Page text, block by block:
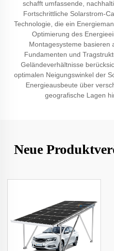
schafft umfassende,
Fortschrittliche Solarstrom-
Technologie, die ein
Optimierung des
Montagesysteme basieren
Fundamenten und
Geländeverhältnisse
optimalen Neigungswinkel der
Energieausbeute über
geografische Lagen
Neue